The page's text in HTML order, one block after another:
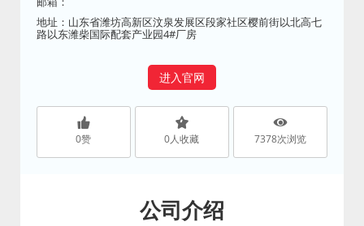
地址：山东省潍坊高新区汶泉发展区段家社区樱前街以北高七
路以东潍柴国际配套产业园4#厂房
进入官网
0赞 0人收藏 7378次浏览
公司介绍